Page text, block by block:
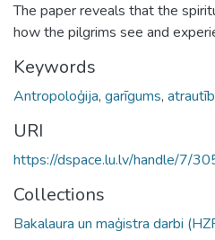
The paper reveals that the
how the pilgrims see and
Keywords
Antropoloģija, garīgums,
URI
https://dspace.lu.lv/handle/7/
Collections
Bakalaura un maģistra darbi